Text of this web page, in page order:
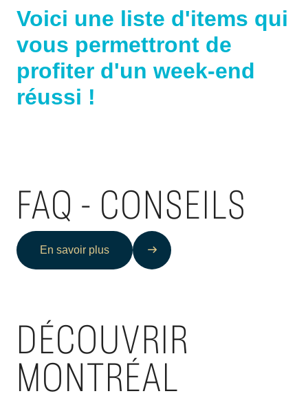
Voici une liste d'items qui
vous permettront de
profiter d'un week-end
réussi !
FAQ - CONSEILS
En savoir plus
DÉCOUVRIR
MONTRÉAL